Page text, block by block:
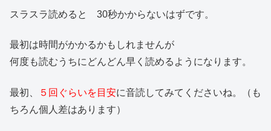
スラスラ読めると 30秒かからないはずです。
最初は時間がかかるかもしれませんが
何度も読むうちにどんどん早く読めるようになります。
最初、 ５回ぐらいを目安に音読してみてくださいね。（も
ちろん個人差はあります）